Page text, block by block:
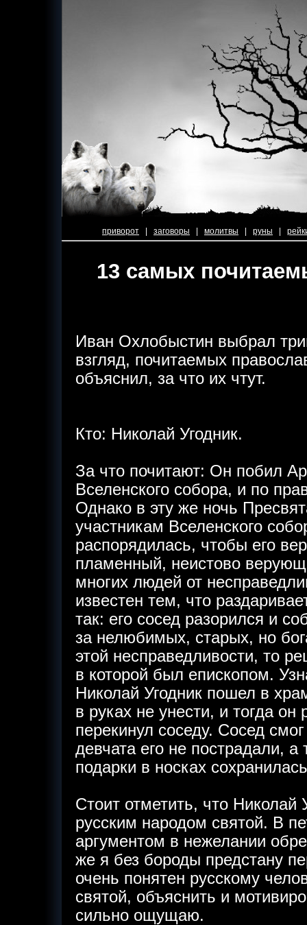
приворот заговоры молитвы руны
13 самых
Иван Охлобыстин выбрал
взгляд, почитаемых
объяснил, за что их чтут.
Кто: Николай Угодник.
За что почитают: Он побил
Вселенского cобора, и по
Однако в эту же ночь
участникам Вселенского
распорядилась, чтобы его
пламенный, неистово
многих людей от
известен тем, что
так: его сосед разорился и
за нелюбимых, старых, но
этой несправедливости, то
в которой был епископом.
Николай Угодник пошел в
в руках не унести, и тогда
перекинул соседу. Сосед
девчата его не пострадали,
подарки в носках
Стоит отметить, что
русским народом святой. В
аргументом в нежелании
же я без бороды предстану
очень понятен русскому
святой, объяснить и
сильно ощущаю.